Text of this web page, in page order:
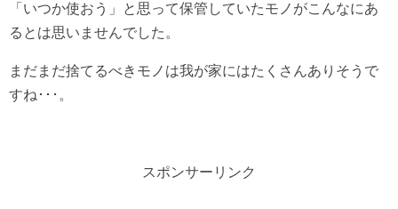
「いつか使おう」と思って保管していたモノがこんなにあ
るとは思いませんでした。
まだまだ捨てるべきモノは我が家にはたくさんありそうで
すね･･･。
スポンサーリンク